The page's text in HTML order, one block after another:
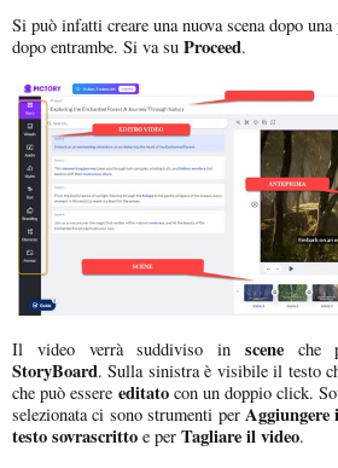
Si può infatti creare una nuova scena dopo
dopo entrambe. Si va su Proceed.
Il video verrà suddiviso in scene che
StoryBoard. Sulla sinistra è visibile il testo
che può essere editatocon un doppio click.
selezionata ci sono strumenti perAggiungere
testo sovrascritto e per Tagliare il video.